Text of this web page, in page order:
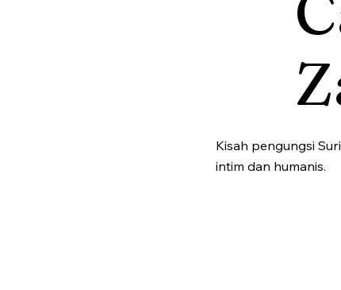
Kisah pengungsi
intim dan humanis.